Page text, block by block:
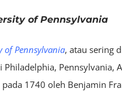
of Pennsylvania
of Pennsylvania, atau sering
Philadelphia, Pennsylvania,
1740 oleh Benjamin